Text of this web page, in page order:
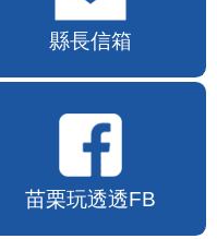
縣長信箱
苗栗玩透透FB